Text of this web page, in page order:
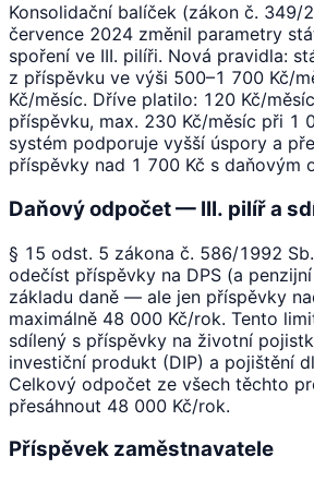
Konsolidační balíček (zákon č. 349/
července 2024 změnil parametry
spoření ve III. pilíři. Nová pravidla:
z příspěvku ve výši 500–1 700 Kč/
Kč/měsíc. Dříve platilo: 120 Kč/
příspěvku, max. 230 Kč/měsíc při 1
systém podporuje vyšší úspory a
příspěvky nad 1 700 Kč s daňovým
Daňový odpočet — III. pilíř a
§ 15 odst. 5 zákona č. 586/1992
odečíst příspěvky na DPS (a
základu daně — ale jen příspěvky
maximálně 48 000 Kč/rok. Tento
sdílený s příspěvky na životní
investiční produkt (DIP) a pojištění
Celkový odpočet ze všech těchto
přesáhnout 48 000 Kč/rok.
Příspěvek zaměstnavatele